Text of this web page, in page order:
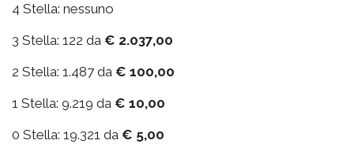
4 Stella: nessuno
3 Stella: 122 da € 2.037,00
2 Stella: 1.487 da € 100,00
1 Stella: 9.219 da € 10,00
0 Stella: 19.321 da € 5,00